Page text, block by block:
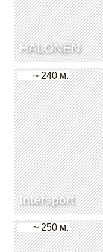
HALONEN
Intersport
~ 240 м.
~ 250 м.